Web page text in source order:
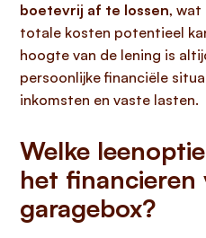
boetevrij af te lossen, wat
totale kosten potentieel
hoogte van de lening is
persoonlijke financiële
inkomsten en vaste lasten.
Welke
het financieren
garagebox?